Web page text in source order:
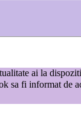
ai la
sa fi informat de